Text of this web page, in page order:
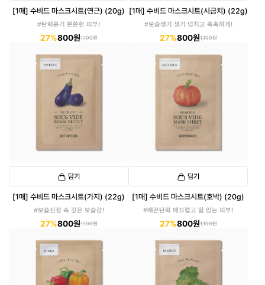
[1매] 수비드 마스크시트(연근) (20g)
#탄력윤기 쫀쫀한 피부!
27%800원1,100원
[1매] 수비드 마스크시트(시금치) (22g)
#보습생기 생기 넘치고 촉촉하게!
27%800원1,100원
담기
[1매] 수비드 마스크시트(가지) (22g)
#보습진정 속 깊은 보습감!
27%800원1,100원
담기
[1매] 수비드 마스크시트(호박) (20g)
#매끈탄력 매끄럽고 힘 있는 피부!
27%800원1,100원